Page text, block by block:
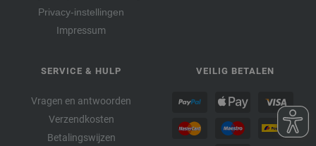
Privacy-instellingen
Impressum
SERVICE & HULP
Vragen en antwoorden
Verzendkosten
Betalingswijzen
VEILIG BETALEN